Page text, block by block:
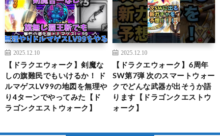
2025.12.10
【ドラクエウォーク】剣魔な
しの旗難民でもいけるか！ ド
ルマゲスLV99の地図を無理や
り4ターンでやってみた【ド
ラゴンクエストウォーク】
2025.12.10
【ドラクエウォーク】6周年
SW第7弾 次のスマートウォー
クでどんな武器が出そうか語
ります【ドラゴンクエストウ
ォーク】